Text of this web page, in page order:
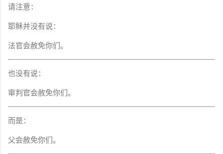
请注意：
耶稣并没有说：
法官会赦免你们。
也没有说：
审判官会赦免你们。
而是：
父会赦免你们。